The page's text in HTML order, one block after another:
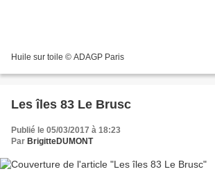
Huile sur toile © ADAGP Paris
Les îles 83 Le Brusc
Publié le 05/03/2017 à 18:23
Par BrigitteDUMONT